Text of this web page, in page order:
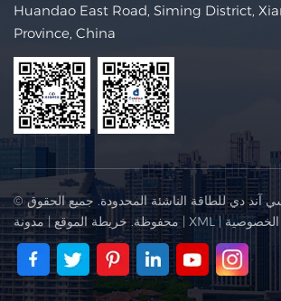
Huandao East Road, Siming District,
Province, China
© شركة شيامن سي آند دي للطاقة الناشئة المحدودة. جميع الحقوق
محفوظة.خريطة الموقع|مدونة | XML |